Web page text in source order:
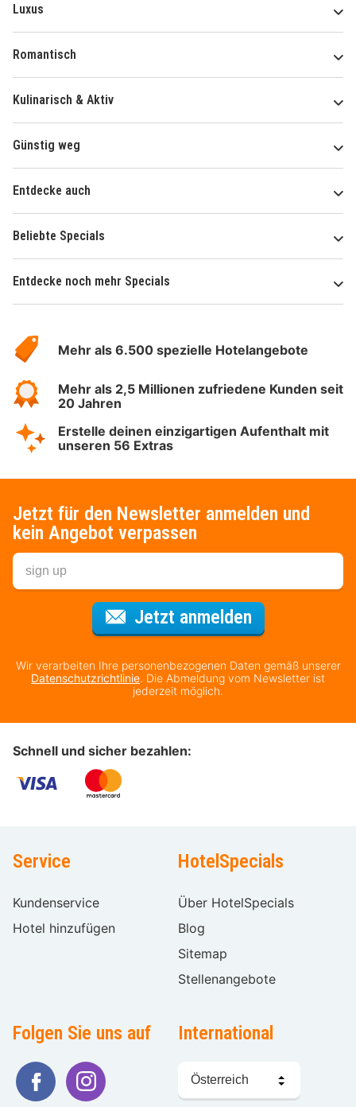
Luxus
Romantisch
Kulinarisch & Aktiv
Günstig weg
Entdecke auch
Beliebte Specials
Entdecke noch mehr Specials
Hotelspecials
Mehr als 6.500 spezielle Hotelangebote
Mehr als 2,5 Millionen zufriedene Kunden seit
20 Jahren
Erstelle deinen einzigartigen Aufenthalt mit
unseren 56 Extras
Jetzt für den Newsletter anmelden und
kein Angebot verpassen
Jetzt anmeldenFür den
Wir verarbeiten Ihre personenbezogenen Daten gemäß unserer
Datenschutzrichtlinie. Die Abmeldung vom Newsletter ist
jederzeit möglich.
Schnell und sicher bezahlen:
Service
Kundenservice
Hotel hinzufügen
HotelSpecials
Über HotelSpecials
Blog
Sitemap
Stellenangebote
Folgen Sie uns auf International
Sprache
wählen